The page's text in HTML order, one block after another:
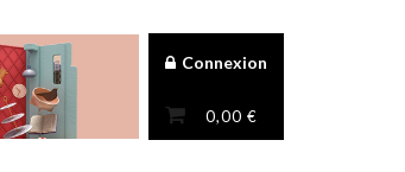
Connexion
0,00 €